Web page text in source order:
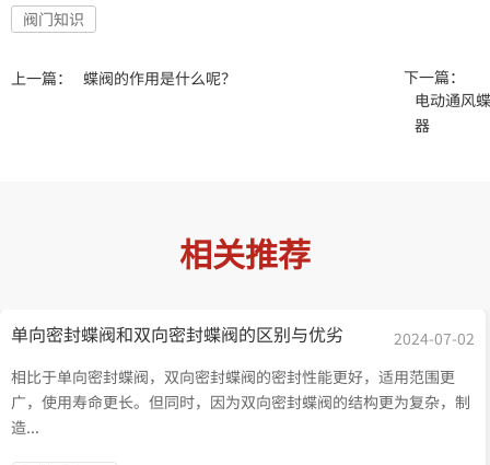
阀门知识
上一篇： 蝶阀的作用是什么呢？
下一篇：
电动通风
器
相关推荐
单向密封蝶阀和双向密封蝶阀的区别与优劣
2024-07-02
相比于单向密封蝶阀，双向密封蝶阀的密封性能更好，适用范围更
广，使用寿命更长。但同时，因为双向密封蝶阀的结构更为复杂，制
造...